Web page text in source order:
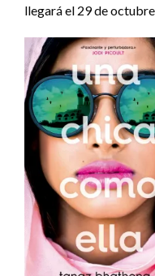
llegará el 29 de